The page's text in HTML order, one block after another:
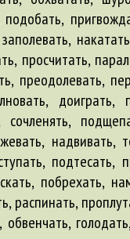
подобать,
просчитать,
преодолевать,
доиграть,
сочленять,
надвивать,
подтесать,
побрехать,
распинать,